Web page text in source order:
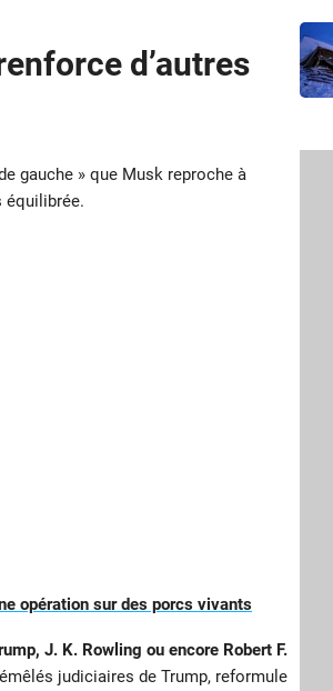
d’autres
gauche » que Musk reproche à
équilibrée.
opération sur des porcs vivants
J. K. Rowling ou encore Robert F.
judiciaires de Trump, reformule